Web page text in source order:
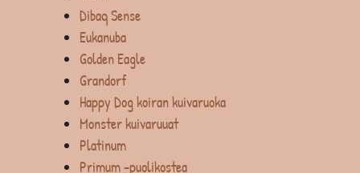
Dibaq Sense
Eukanuba
Golden Eagle
Grandorf
Happy Dog koiran kuivaruoka
Monster kuivaruuat
Platinum
Primum -puolikostea